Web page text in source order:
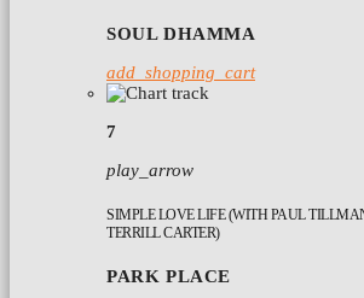
SOUL DHAMMA
add_shopping_cart
7
play_arrow
SIMPLE LOVE LIFE (WITH PAUL
TERRILL CARTER)
PARK PLACE